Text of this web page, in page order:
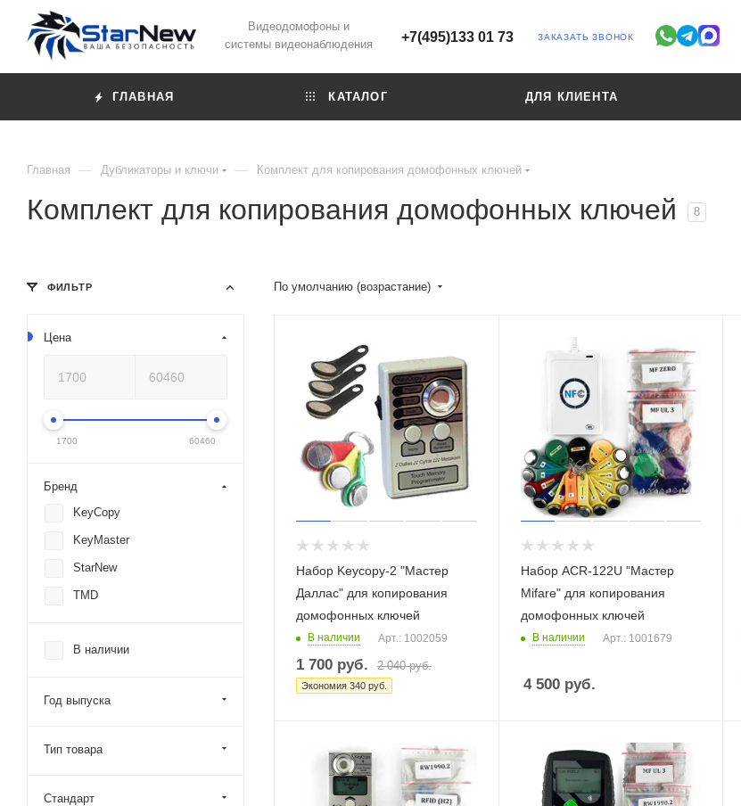
Видеодомофоны и
системы видеонаблюдения
+7(495)133 01 73 ЗАКАЗАТЬ ЗВОНОК
ГЛАВНАЯ КАТАЛОГ ДЛЯ КЛИЕНТА
Главная — Дубликаторы и ключи — Комплект для копирования домофонных ключей
Комплект для копирования домофонных ключей 8
По умолчанию (возрастание)
Набор Keycopy-2 "Мастер
Даллас" для копирования
домофонных ключей
В наличии Арт.: 1002059
1 700 руб. 2 040руб.
Экономия 340 руб.
Набор ACR-122U "Мастер
Mifare" для копирования
домофонных ключей
В наличии Арт.: 1001679
4 500руб.
ФИЛЬТР
Цена
1700 60460
Бренд
KeyCopy
KeyMaster
StarNew
TMD
В наличии
Год выпуска
Тип товара
Стандарт